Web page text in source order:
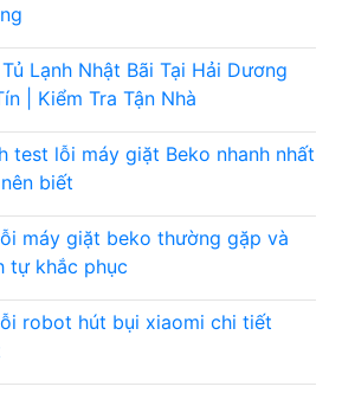
Lạnh Nhật Bãi Tại Hải Dương
| Kiểm Tra Tận Nhà
test lỗi máy giặt Beko nhanh nhất
biết
máy giặt beko thường gặp và
tự khắc phục
robot hút bụi xiaomi chi tiết